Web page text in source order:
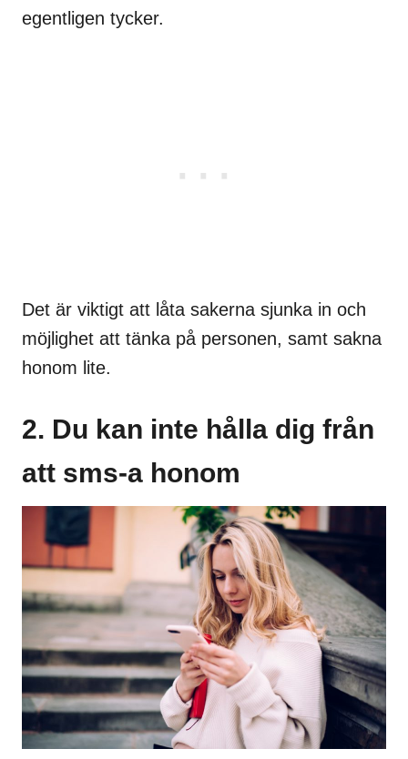
egentligen tycker.
Det är viktigt att låta sakerna sjunka in och
möjlighet att tänka på personen, samt sakna
honom lite.
2. Du kan inte hålla dig från
att sms-a honom